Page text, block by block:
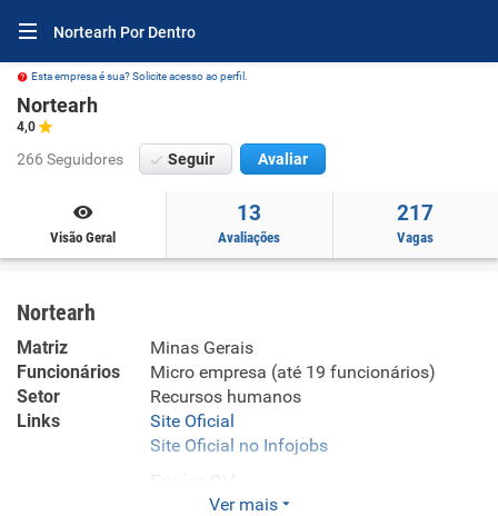
Nortearh Por Dentro
Esta empresa é sua? Solicite acesso ao perfil.
Nortearh
4,0
266 Seguidores Seguir Avaliar
Visão Geral
13
Avaliações
217
Vagas
Nortearh
Matriz
Minas Gerais
Funcionários
Micro empresa (até 19 funcionários)
Setor
Recursos humanos
Links
Site Oficial
Site Oficial no Infojobs
Enviar CV
Ver mais